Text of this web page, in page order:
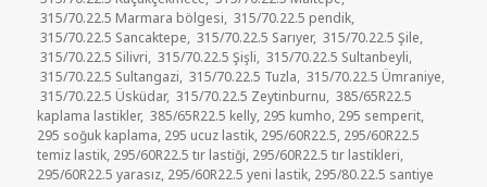
315/70.22.5 Marmara bölgesi, 315/70.22.5 pendik,
315/70.22.5 Sancaktepe, 315/70.22.5 Sarıyer, 315/70.22.5 Şile,
315/70.22.5 Silivri, 315/70.22.5 Şişli, 315/70.22.5 Sultanbeyli,
315/70.22.5 Sultangazi, 315/70.22.5 Tuzla, 315/70.22.5 Ümraniye,
315/70.22.5 Üsküdar, 315/70.22.5 Zeytinburnu, 385/65R22.5
kaplama lastikler, 385/65R22.5 kelly, 295 kumho, 295 semperit,
295 soğuk kaplama, 295 ucuz lastik, 295/60R22.5, 295/60R22.5
temiz lastik, 295/60R22.5 tır lastiği, 295/60R22.5 tır lastikleri,
295/60R22.5 yarasız, 295/60R22.5 yeni lastik, 295/80.22.5 santiye